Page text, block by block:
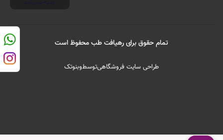
تمام حقوق برای رهیافت طب محفوظ است
طراحی سایت فروشگاهیتوسطوبنوتک